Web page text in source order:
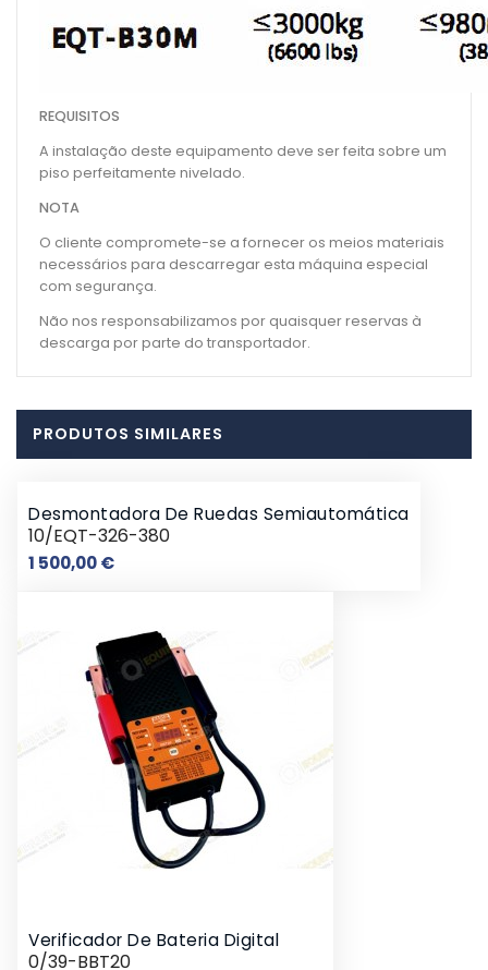
REQUISITOS
A instalação deste equipamento deve ser feita sobre um
piso perfeitamente nivelado.
NOTA
O cliente compromete-se a fornecer os meios materiais
necessários para descarregar esta máquina especial
com segurança.
Não nos responsabilizamos por quaisquer reservas à
descarga por parte do transportador.
PRODUTOS SIMILARES
Desmontadora De Ruedas Semiautomática
10/EQT-326-380
1 500,00 €Preço
Verificador De Bateria Digital
0/39-BBT20